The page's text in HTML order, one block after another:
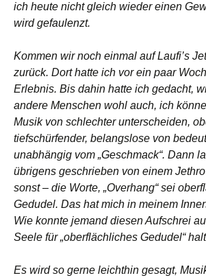
ich heute nicht gleich wieder einen
wird gefaulenzt.
Kommen wir noch einmal auf Laufi’s
zurück. Dort hatte ich vor ein paar
Erlebnis. Bis dahin hatte ich gedacht,
andere Menschen wohl auch, ich
Musik von schlechter unterscheiden,
tiefschürfender, belangslose von
unabhängig vom „Geschmack“. Dann
übrigens geschrieben von einem
sonst – die Worte, „Overhang“ sei
Gedudel. Das hat mich in meinem
Wie konnte jemand diesen Aufschrei
Seele für „oberflächliches Gedudel“
Es wird so gerne leichthin gesagt,